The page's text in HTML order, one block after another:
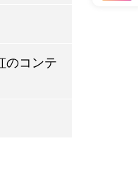
のコンテ